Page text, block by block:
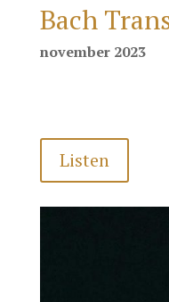
Bach
november 2023
Listen